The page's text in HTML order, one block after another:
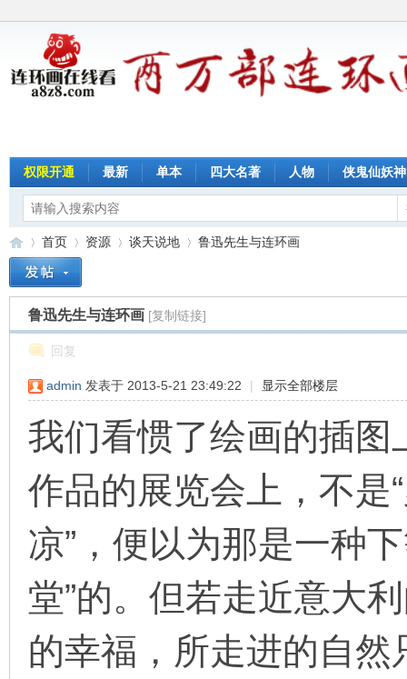
权限开通 最新 单本 四大名著 人物 侠鬼仙妖神
»
首页
›
资源
›
谈天说地
›
鲁迅先生与连环画
鲁迅先生与连环画 [复制链接]
回复
admin 发表于 2013-5-21 23:49:22 | 显示全部楼层
我们看惯了绘画的插图
作品的展览会上，不是
凉”，便以为那是一种
堂”的。但若走近意大
的幸福，所走进的自